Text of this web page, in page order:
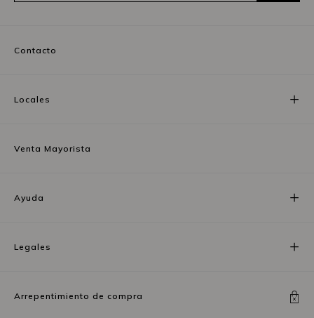
Contacto
Locales
Venta Mayorista
Ayuda
Legales
Arrepentimiento de compra